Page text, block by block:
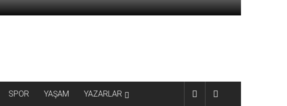
SPOR YAŞAM YAZARLAR